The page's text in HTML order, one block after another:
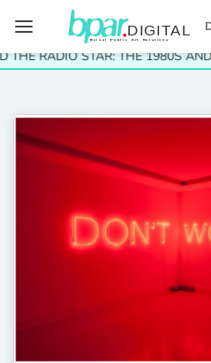
RADIO STAR: THE 1980S AND